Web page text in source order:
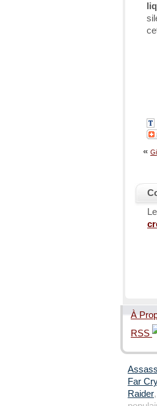
«
À
RSS
Far
Raider,